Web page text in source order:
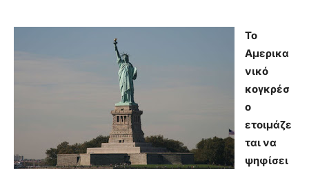
Το
Αμερικα
νικό
κογκρέσ
ο
ετοιμάζε
ται να
ψηφίσει